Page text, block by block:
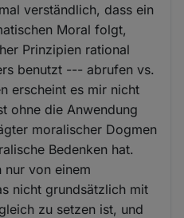
verständlich, dass ein
Moral folgt,
Prinzipien rational
benutzt --- abrufen vs.
erscheint es mir nicht
ohne die Anwendung
moralischer Dogmen
Bedenken hat.
von einem
nicht grundsätzlich mit
zu setzen ist, und